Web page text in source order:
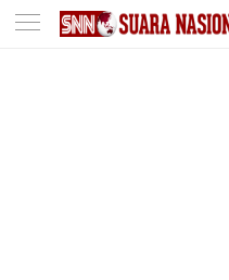
-->